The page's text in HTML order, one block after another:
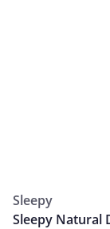
Sleepy
Sleepy Natural